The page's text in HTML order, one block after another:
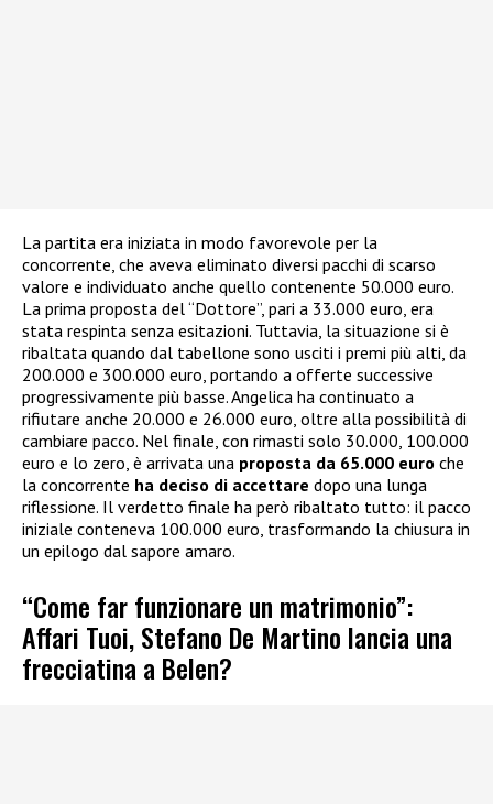
La partita era iniziata in modo favorevole per la
concorrente, che aveva eliminato diversi pacchi di scarso
valore e individuato anche quello contenente 50.000 euro.
La prima proposta del “Dottore”, pari a 33.000 euro, era
stata respinta senza esitazioni. Tuttavia, la situazione si è
ribaltata quando dal tabellone sono usciti i premi più alti, da
200.000 e 300.000 euro, portando a offerte successive
progressivamente più basse. Angelica ha continuato a
rifiutare anche 20.000 e 26.000 euro, oltre alla possibilità di
cambiare pacco. Nel finale, con rimasti solo 30.000, 100.000
euro e lo zero, è arrivata una proposta da 65.000 euro che
la concorrente ha deciso di accettare dopo una lunga
riflessione. Il verdetto finale ha però ribaltato tutto: il pacco
iniziale conteneva 100.000 euro, trasformando la chiusura in
un epilogo dal sapore amaro.
“Come far funzionare un matrimonio”:
Affari Tuoi, Stefano De Martino lancia una
frecciatina a Belen?